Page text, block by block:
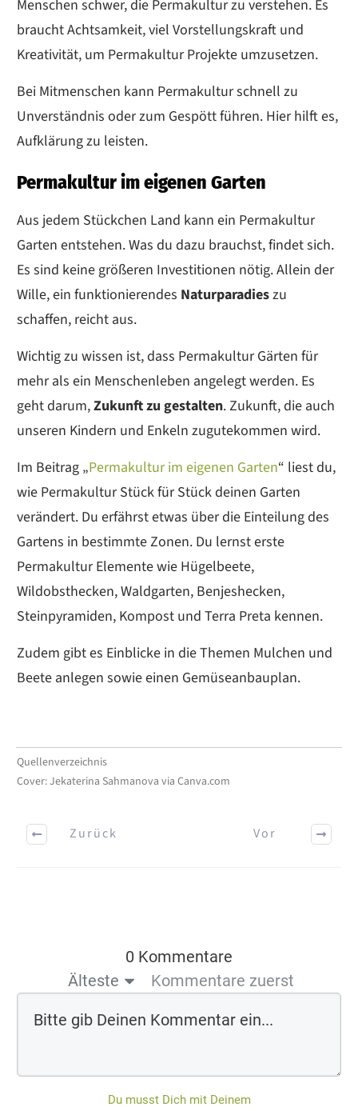
Menschen schwer, die Permakultur zu verstehen. Es
braucht Achtsamkeit, viel Vorstellungskraft und
Kreativität, um Permakultur Projekte umzusetzen.
Bei Mitmenschen kann Permakultur schnell zu
Unverständnis oder zum Gespött führen. Hier hilft es,
Aufklärung zu leisten.
Permakultur im eigenen Garten
Aus jedem Stückchen Land kann ein Permakultur
Garten entstehen. Was du dazu brauchst, findet sich.
Es sind keine größeren Investitionen nötig. Allein der
Wille, ein funktionierendes Naturparadieszu
schaffen, reicht aus.
Wichtig zu wissen ist, dass Permakultur Gärten für
mehr als ein Menschenleben angelegt werden. Es
geht darum,Zukunft zu gestalten. Zukunft, die auch
unseren Kindern und Enkeln zugutekommen wird.
Im Beitrag „Permakultur im eigenen Garten“ liest du,
wie Permakultur Stück für Stück deinen Garten
verändert. Du erfährst etwas über die Einteilung des
Gartens in bestimmte Zonen. Du lernst erste
Permakultur Elemente wie Hügelbeete,
Wildobsthecken, Waldgarten, Benjeshecken,
Steinpyramiden, Kompost und Terra Preta kennen.
Zudem gibt es Einblicke in die Themen Mulchen und
Beete anlegen sowie einen Gemüseanbauplan.
Quellenverzeichnis
Cover: Jekaterina Sahmanova via Canva.com
Zurück Vor
0 Kommentare
Älteste
Kommentare zuerst
Du musst Dich mit Deinem